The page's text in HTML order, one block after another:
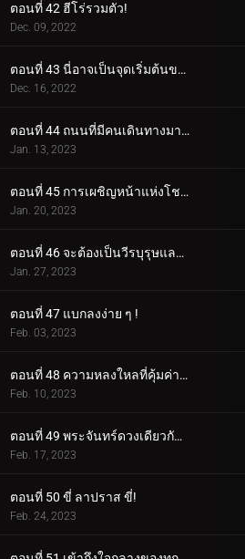
ตอนที่ 42 ฮีโร่รวมตัว!
Dec. 09, 2022
ตอนที่ 43 นี่อาจเป็นจุดเริ่มต้นของสิ่งที่ยิ่งใหญ่!
Dec. 16, 2022
ตอนที่ 44 ถนนที่มีคนเดินทางมากที่สุด!
Jan. 13, 2023
ตอนที่ 45 การเผชิญหน้าแห่งโชคชะตา!
Jan. 20, 2023
ตอนที่ 46 จะต้องเป็นวีรบุรุษและแม่มดของเรา!
Jan. 27, 2023
ตอนที่ 47 แบกลงง่าย ๆ !
Feb. 03, 2023
ตอนที่ 48 ความหลงใหลที่คุ้มค่าของหน่วย!
Feb. 10, 2023
ตอนที่ 49 พระจันทร์ดวงเดียวกัน บัดนี้และตลอดไป!
Feb. 17, 2023
ตอนที่ 50 ขี่ ลาปราส ขี่!
Feb. 24, 2023